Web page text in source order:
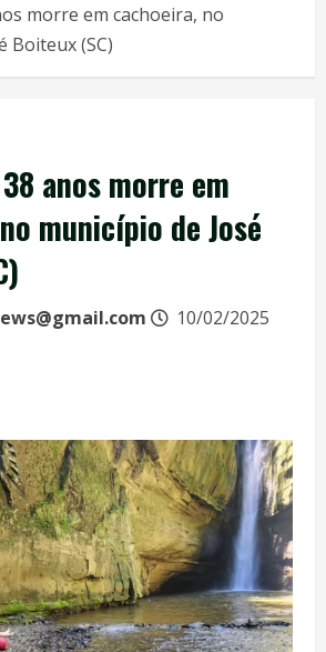
morre em cachoeira, no
Boiteux (SC)
anos morre em
município de José
10/02/2025